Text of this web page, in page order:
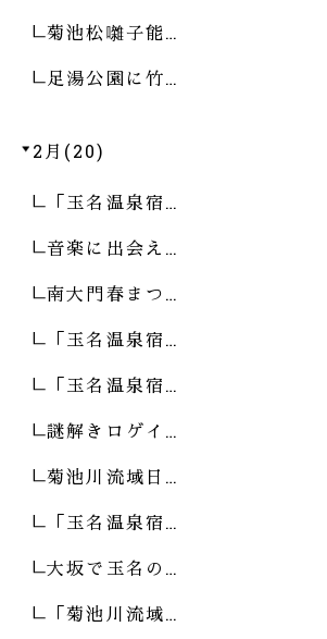
菊池松囃子能…
足湯公園に竹…
2月(20)
「玉名温泉宿…
音楽に出会え…
南大門春まつ…
「玉名温泉宿…
「玉名温泉宿…
謎解きロゲイ…
菊池川流域日…
「玉名温泉宿…
大坂で玉名の…
「菊池川流域…